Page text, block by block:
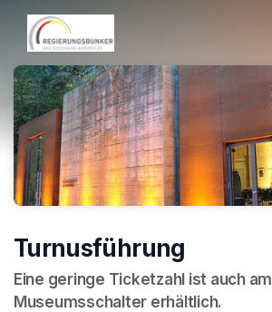
Skip header
Turnusführung
Eine geringe Ticketzahl ist auch am
Museumsschalter erhältlich.